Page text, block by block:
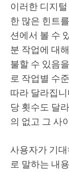
이러한 디지
한 많은 힌트
션에서 볼 수
분 작업에 대
불할 수 있음
로 작업별 수
따라 달라집
당 횟수도 달
의 없고 그 사
사용자가 기
로 말하는 내